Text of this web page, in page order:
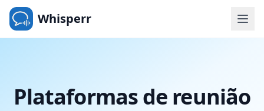
Whisperr
Plataformas de reunião